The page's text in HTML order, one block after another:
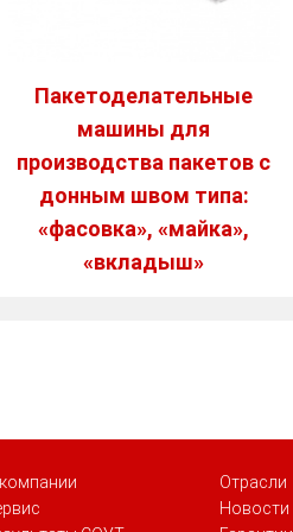
Пакетоделательные
машины для
производства пакетов с
донным швом типа:
«фасовка», «майка»,
«вкладыш»
Отрасли
Новости